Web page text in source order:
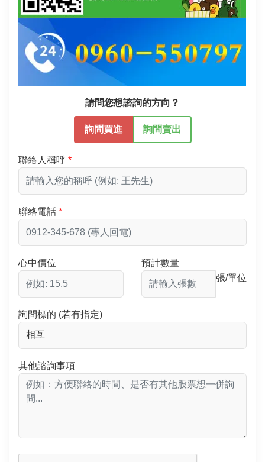
請問您想諮詢的方向？
詢問買進 詢問賣出
聯絡人稱呼
聯絡電話
心中價位
預計數量
張/單位
詢問標的 (若有指定)
其他諮詢事項